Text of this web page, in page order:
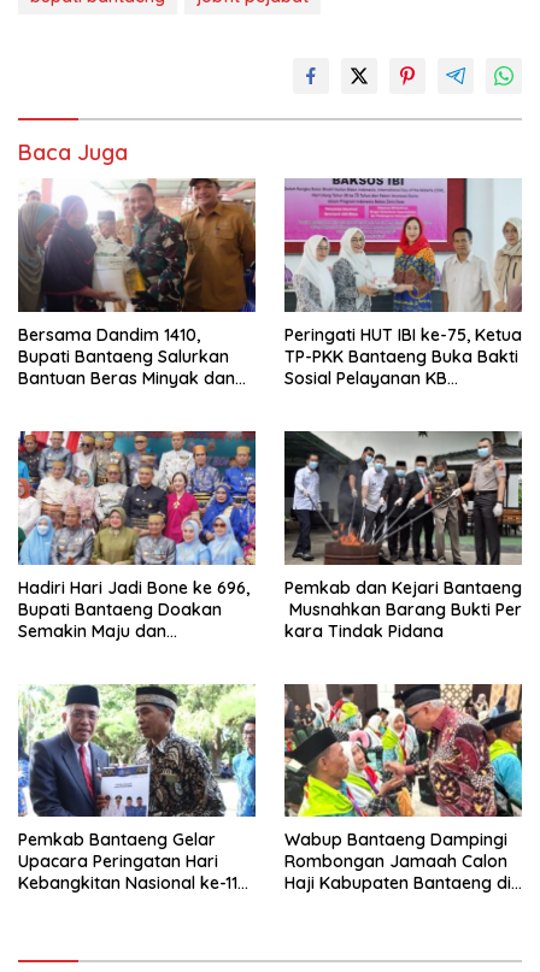
Baca Juga
Bersama Dandim 1410,
Bupati Bantaeng Salurkan
Bantuan Beras Minyak dan
Garuda
Peringati HUT IBI ke-75, Ketua
TP-PKK Bantaeng Buka Bakti
Sosial Pelayanan KB
Hadiri Hari Jadi Bone ke 696,
Bupati Bantaeng Doakan
Semakin Maju dan
Pemkab dan Kejari Bantaeng
Musnahkan Barang Bukti Per
kara Tindak Pidana
Pemkab Bantaeng Gelar
Upacara Peringatan Hari
Kebangkitan Nasional ke-118
Wabup Bantaeng Dampingi
Rombongan Jamaah Calon
Haji Kabupaten Bantaeng di